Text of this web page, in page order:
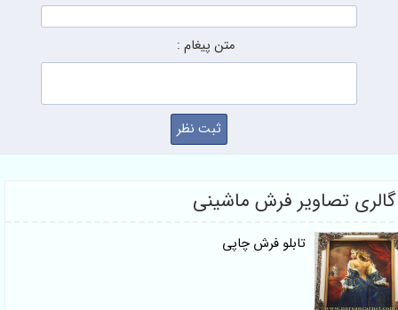
متن پیغام :
تصاویر فرش ماشینی
تابلو فرش چاپی